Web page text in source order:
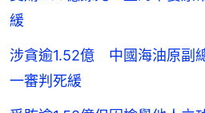
緩
涉貪逾1.52億 中國海油原副
一審判死緩